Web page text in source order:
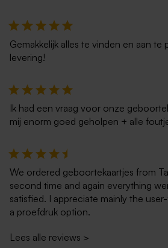
Gemakkelijk alles te vinden en aan te
levering!
Ik had een vraag voor onze
mij enorm goed geholpen + alle
We ordered geboortekaartjes from
second time and again everything
satisfied. I appreciate mainly the
a proefdruk option.
Lees alle reviews >